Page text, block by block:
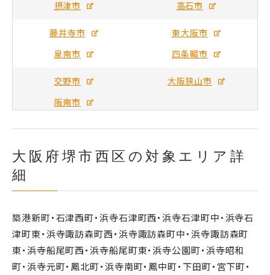
摂津市
高石市
藤井寺市
東大阪市
泉南市
四条畷市
交野市
大阪狭山市
阪南市
大阪府堺市西区の対象エリア詳
細
築港新町・石津西町・浜寺石津町西・浜寺石津町中・浜寺石
津町東・浜寺諏訪森町西・浜寺諏訪森町中・浜寺諏訪森町
東・浜寺船尾町西・浜寺船尾町東・浜寺公園町・浜寺昭和
町・浜寺元町・鳳北町・浜寺南町・鳳中町・下田町・宮下町・